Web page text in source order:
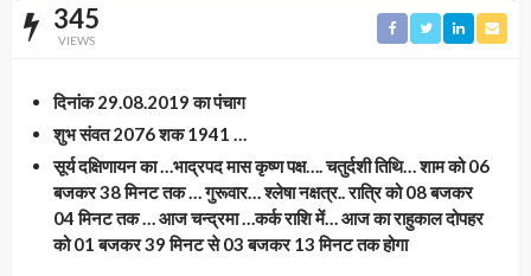
345
VIEWS
दिनांक 29.08.2019 का पंचाग
शुभ संवत 2076 शक 1941 …
सूर्य दक्षिणायन का …भाद्रपद मास कृष्ण पक्ष…. चतुर्दशी तिथि… शाम को 06
बजकर 38 मिनट तक … गुरूवार… श्लेषा नक्षत्र.. रात्रि को 08 बजकर
04 मिनट तक … आज चन्द्रमा …कर्क राशि में… आज का राहुकाल दोपहर
को 01 बजकर 39 मिनट से 03 बजकर 13 मिनट तक होगा